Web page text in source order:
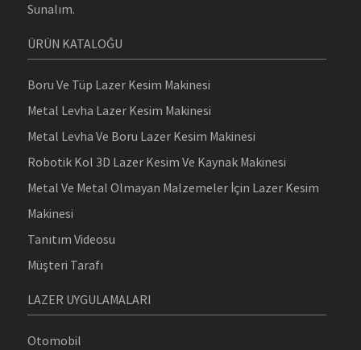
Sunalım.
ÜRÜN KATALOĞU
Boru Ve Tüp Lazer Kesim Makinesi
Metal Levha Lazer Kesim Makinesi
Metal Levha Ve Boru Lazer Kesim Makinesi
Robotik Kol 3D Lazer Kesim Ve Kaynak Makinesi
Metal Ve Metal Olmayan Malzemeler İçin Lazer Kesim
Makinesi
Tanıtım Videosu
Müşteri Tarafı
LAZER UYGULAMALARI
Otomobil